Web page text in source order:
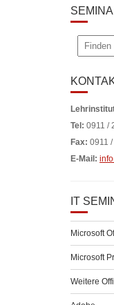
Tel: 0911 /
Fax: 0911
E-Mail:
IT
Microsoft
Microsoft
Weitere